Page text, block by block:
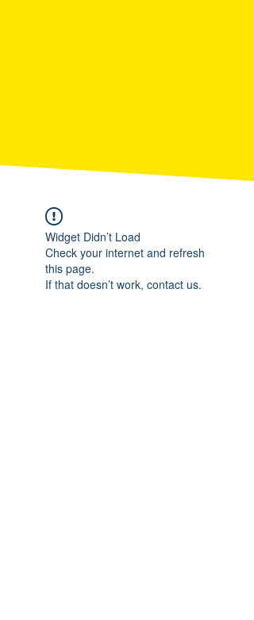
Widget Didn’t Load
Check your internet and refresh
this page.
If that doesn’t work, contact us.